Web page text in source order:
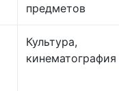
предметов
Культура,
кинематография